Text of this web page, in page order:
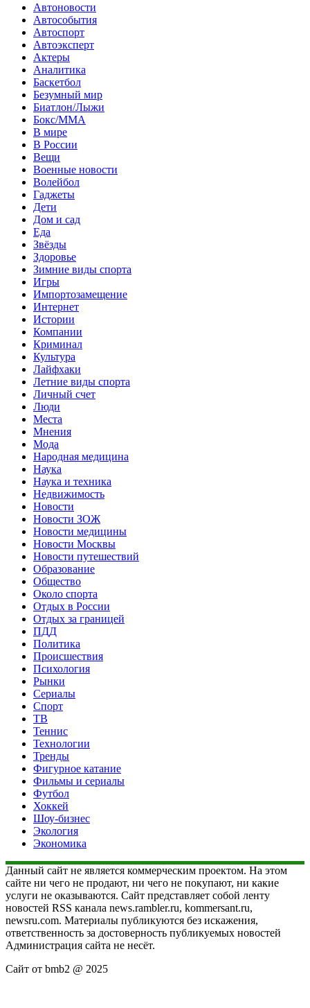
Автоновости
Автособытия
Автоспорт
Автоэксперт
Актеры
Аналитика
Баскетбол
Безумный мир
Биатлон/Лыжи
Бокс/MMA
В мире
В России
Вещи
Военные новости
Волейбол
Гаджеты
Дети
Дом и сад
Еда
Звёзды
Здоровье
Зимние виды спорта
Игры
Импортозамещение
Интернет
Истории
Компании
Криминал
Культура
Лайфхаки
Летние виды спорта
Личный счет
Люди
Места
Мнения
Мода
Народная медицина
Наука
Наука и техника
Недвижимость
Новости
Новости ЗОЖ
Новости медицины
Новости Москвы
Новости путешествий
Образование
Общество
Около спорта
Отдых в России
Отдых за границей
ПДД
Политика
Происшествия
Психология
Рынки
Сериалы
Спорт
ТВ
Теннис
Технологии
Тренды
Фигурное катание
Фильмы и сериалы
Футбол
Хоккей
Шоу-бизнес
Экология
Экономика
Данный сайт не является коммерческим проектом. На этом
сайте ни чего не продают, ни чего не покупают, ни какие
услуги не оказываются. Сайт представляет собой ленту
новостей RSS канала news.rambler.ru, kommersant.ru,
newsru.com. Материалы публикуются без искажения,
ответственность за достоверность публикуемых новостей
Администрация сайта не несёт.
Сайт от bmb2 @ 2025